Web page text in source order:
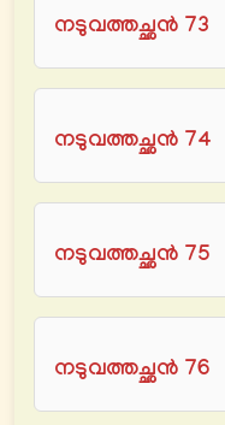
നടുവത്തച്ഛൻ 73
നടുവത്തച്ഛൻ 74
നടുവത്തച്ഛൻ 75
നടുവത്തച്ഛൻ 76